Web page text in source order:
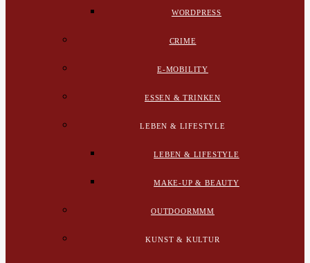
WORDPRESS
CRIME
E-MOBILITY
ESSEN & TRINKEN
LEBEN & LIFESTYLE
LEBEN & LIFESTYLE
MAKE-UP & BEAUTY
OUTDOORMMM
KUNST & KULTUR